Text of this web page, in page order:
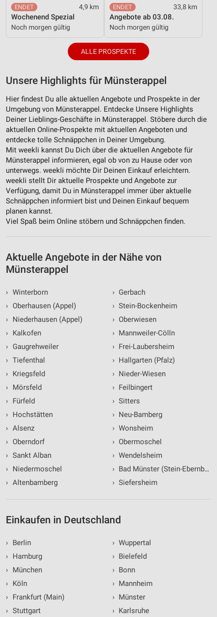
4,9 km
Wochenend Spezial
Noch morgen gültig
33,8 km
Angebote ab 03.08.
Noch morgen gültig
ALLE PROSPEKTE
Unsere Highlights für Münsterappel
Hier findest Du alle aktuellen Angebote und Prospekte in der
Umgebung von Münsterappel. Entdecke Unsere Highlights
Deiner Lieblings-Geschäfte in Münsterappel. Stöbere durch die
aktuellen Online-Prospekte mit aktuellen Angeboten und
entdecke tolle Schnäppchen in Deiner Umgebung.
Mit weekli kannst Du Dich über die aktuellen Angebote für
Münsterappel informieren, egal ob von zu Hause oder von
unterwegs. weekli möchte Dir Deinen Einkauf erleichtern.
weekli stellt Dir aktuelle Prospekte und Angebote zur
Verfügung, damit Du in Münsterappel immer über aktuelle
Schnäppchen informiert bist und Deinen Einkauf bequem
planen kannst.
Viel Spaß beim Online stöbern und Schnäppchen finden.
Aktuelle Angebote in der Nähe von
Münsterappel
› Winterborn
›
Oberhausen (Appel)
›
Niederhausen (Appel)
›
Kalkofen
›
Gaugrehweiler
› Tiefenthal
›
Kriegsfeld
›
Mörsfeld
›
Fürfeld
›
Hochstätten
› Alsenz
›
Oberndorf
› Sankt Alban
›
Niedermoschel
› Altenbamberg
› Gerbach
› Stein-Bockenheim
› Oberwiesen
› Mannweiler-Cölln
› Frei-Laubersheim
› Hallgarten (Pfalz)
› Nieder-Wiesen
› Feilbingert
› Sitters
› Neu-Bamberg
› Wonsheim
› Obermoschel
› Wendelsheim
› Bad Münster (Stein-Ebernburg)
› Siefersheim
Einkaufen in Deutschland
›
Berlin
›
Hamburg
›
München
›
Köln
›
Frankfurt (Main)
› Stuttgart
› Wuppertal
› Bielefeld
› Bonn
› Mannheim
› Münster
› Karlsruhe